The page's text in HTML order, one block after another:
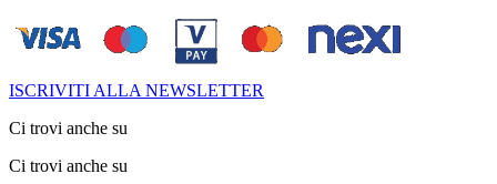
ISCRIVITI ALLA NEWSLETTER
Ci trovi anche su
Ci trovi anche su